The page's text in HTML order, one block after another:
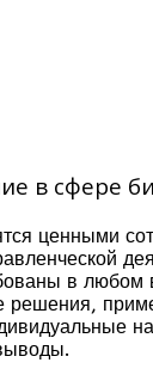
в сфере
ценными
в любом
решения,